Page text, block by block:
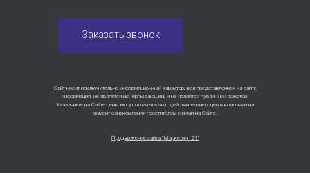
Заказать звонок
Продвижение сайта "Маркетинг 21"
Сайт носит исключительно информационный характер, вся представленная на сайте
информация, не является исчерпывающей, и не является публичной офертой.
Указанные на Сайте цены могут отличаться от действительных цен в компании на
момент ознакомления посетителем с ними на Сайте.